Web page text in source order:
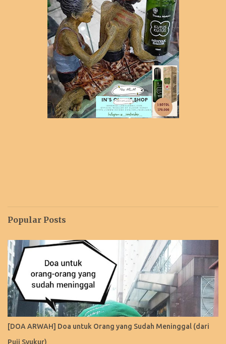
Popular Posts
[DOA ARWAH] Doa untuk Orang yang Sudah Meninggal (dari
Puji Syukur)